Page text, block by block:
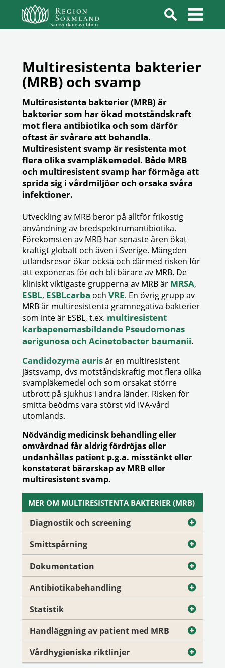
Samverkanswebben
Multiresistenta bakterier
(MRB) och svamp
Multiresistenta bakterier (MRB) är
bakterier som har ökad motståndskraft
mot flera antibiotika och som därför
oftast är svårare att behandla.
Multiresistent svamp är resistenta mot
flera olika svampläkemedel. Både MRB
och multiresistent svamp har förmåga att
sprida sig i vårdmiljöer och orsaka svåra
infektioner.
Utveckling av MRB beror på alltför frikostig
användning av bredspektrumantibiotika.
Förekomsten av MRB har senaste åren ökat
kraftigt globalt och även i Sverige. Mängden
utlandsresor ökar också och därmed risken för
att exponeras för och bli bärare av MRB. De
kliniskt viktigaste grupperna av MRB är MRSA,
ESBL, ESBLcarba och VRE. En övrig grupp av
MRB är multiresistenta gramnegativa bakterier
som inte är ESBL, t.ex. multiresistent
karbapenemasbildande Pseudomonas
aerigunosa och Acinetobacter baumanii.
Candidozyma aurisär en multiresistent
jästsvamp, dvs motståndskraftig mot flera olika
svampläkemedel och som orsakat större
utbrott på sjukhus i andra länder. Risken för
smitta beödms vara störst vid IVA-vård
utomlands.
Nödvändig medicinsk behandling eller
omvårdnad får aldrig fördröjas eller
undanhållas patient p.g.a. misstänkt eller
konstaterat bärarskap av MRB eller
multiresistent svamp.
MER OM MULTIRESISTENTA BAKTERIER (MRB)
Diagnostik och screening
Smittspårning
Dokumentation
Antibiotikabehandling
Statistik
Handläggning av patient med MRB
Vårdhygieniska riktlinjer